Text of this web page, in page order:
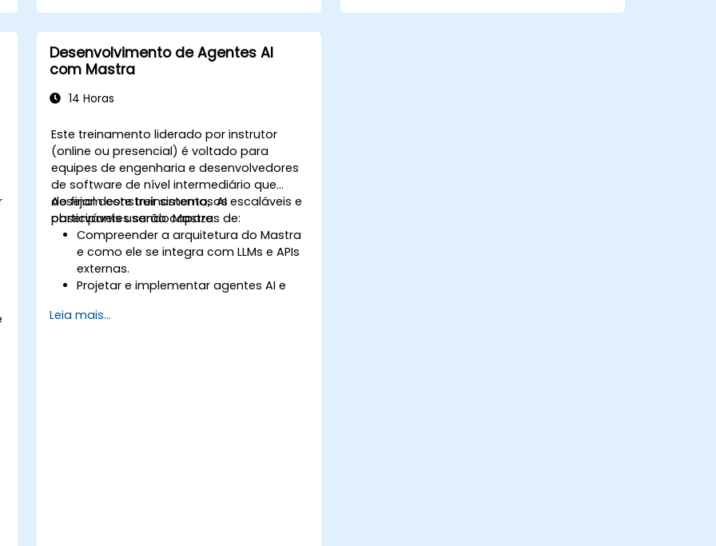
Desenvolvimento de Agentes AI
com Mastra
14 Horas
Este treinamento liderado por instrutor
(online ou presencial) é voltado para
equipes de engenharia e desenvolvedores
de software de nível intermediário que
desejam construir sistemas AI escaláveis e
observáveis usando Mastra.
Ao final deste treinamento, os
participantes serão capazes de:
Compreender a arquitetura do Mastra
e como ele se integra com LLMs e APIs
externas.
Projetar e implementar agentes AI e
Utilizar as ferramentas de
Leia mais...